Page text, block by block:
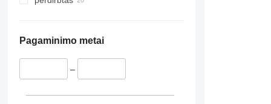
Pagaminimo metai
–